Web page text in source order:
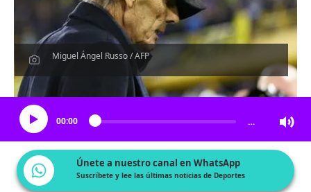
Miguel Ángel Russo / AFP
Escucha el artículo
00:00 …
Únete a nuestro canal en WhatsApp
Suscríbete y lee las últimas noticias de Deportes